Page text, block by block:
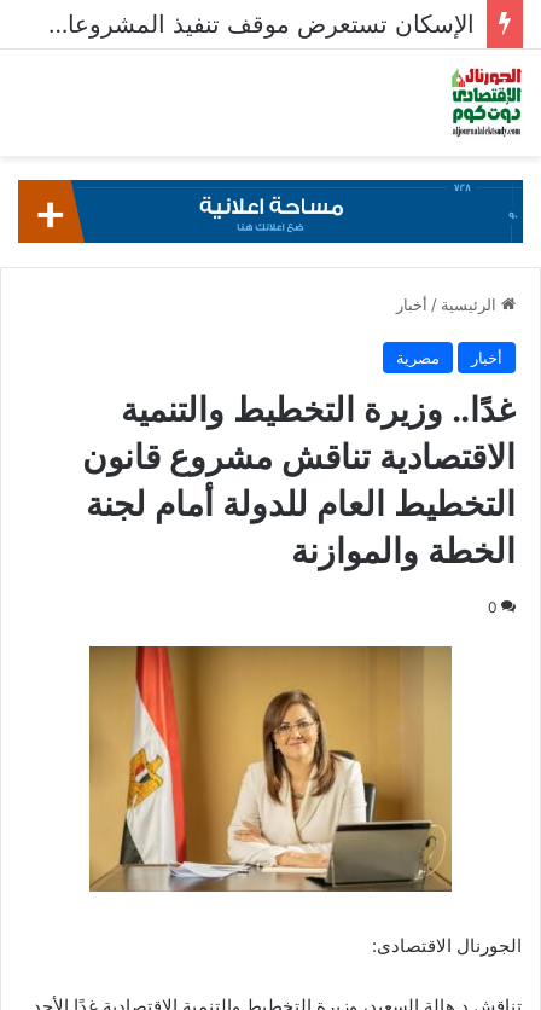
الإسكان تستعرض موقف تنفيذ المشروعات السكنية في 5 مدن جديدة
الرئيسية / أخبار
أخبار مصرية
غدًا.. وزيرة التخطيط والتنمية
الاقتصادية تناقش مشروع قانون
التخطيط العام للدولة أمام لجنة
الخطة والموازنة
0
الجورنال الاقتصادى:
تناقش د.هالة السعيد، وزيرة التخطيط والتنمية الاقتصادية غدًا الأحد